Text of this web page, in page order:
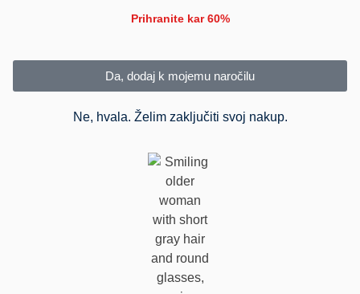
Prihranite kar 60%
Da, dodaj k mojemu naročilu
Ne, hvala. Želim zaključiti svoj nakup.